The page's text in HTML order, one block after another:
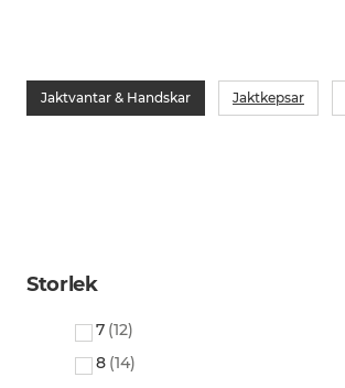
Jaktvantar & Handskar Jaktkepsar
Storlek
7 (12)
8 (14)